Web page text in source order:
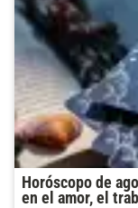
Horóscopo de
en el amor, el